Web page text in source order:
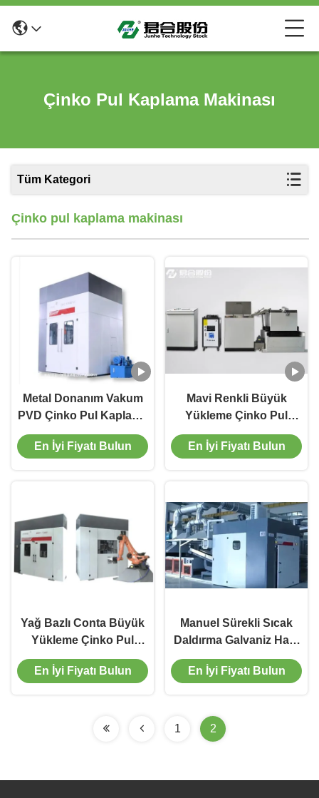
Çinko Pul Kaplama Makinası
Tüm Kategori
Çinko pul kaplama makinası
Metal Donanım Vakum
PVD Çinko Pul Kaplama
Makinesi
En İyi Fiyatı Bulun
Mavi Renkli Büyük
Yükleme Çinko Pul
Kaplama Ekipmanları
PLC Kontrolü
En İyi Fiyatı Bulun
Yağ Bazlı Conta Büyük
Yükleme Çinko Pul
Kaplama Makinesi
En İyi Fiyatı Bulun
Manuel Sürekli Sıcak
Daldırma Galvaniz Hattı
Teli Çinko Kaplama
Makinesi
En İyi Fiyatı Bulun
1 2